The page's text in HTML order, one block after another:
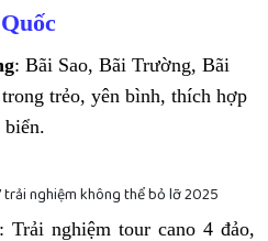
: Bãi Sao, Bãi Trường, Bãi
trẻo, yên bình, thích hợp
biển.
: Trải nghiệm tour cano 4 đảo,